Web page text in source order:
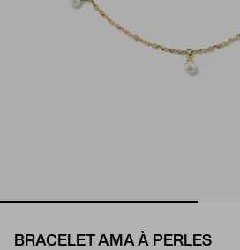
BRACELET AMA À PERLES